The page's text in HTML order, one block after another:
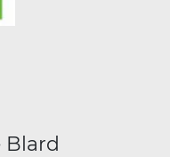
Blard